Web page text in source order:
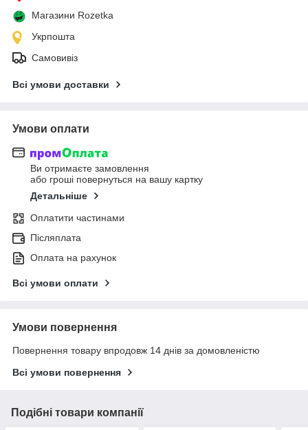
Магазини Rozetka
Укрпошта
Самовивіз
Всі умови доставки
Умови оплати
Ви отримаєте замовлення
або гроші повернуться на вашу картку
Детальніше
Оплатити частинами
Післяплата
Оплата на рахунок
Всі умови оплати
Умови повернення
Повернення товару впродовж 14 днів за домовленістю
Всі умови повернення
Подібні товари компанії